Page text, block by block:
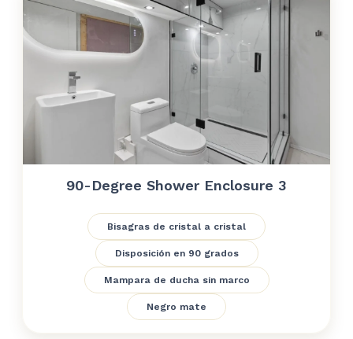
90-Degree Shower Enclosure 3
Bisagras de cristal a cristal
Disposición en 90 grados
Mampara de ducha sin marco
Negro mate